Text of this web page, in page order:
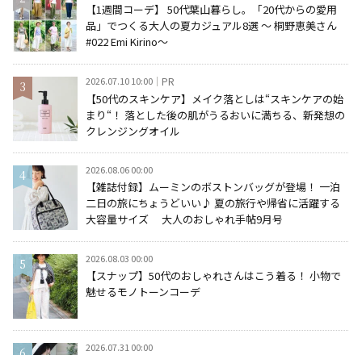
【1週間コーデ】 50代葉山暮らし。「20代からの愛用
品」でつくる大人の夏カジュアル8選 ～ 桐野恵美さん
#022 Emi Kirino～
2026.07.10 10:00 PR
【50代のスキンケア】メイク落としは“スキンケアの始
まり“！ 落とした後の肌がうるおいに満ちる、新発想の
クレンジングオイル
2026.08.06 00:00
【雑誌付録】ムーミンのボストンバッグが登場！ 一泊
二日の旅にちょうどいい♪ 夏の旅行や帰省に活躍する
大容量サイズ 大人のおしゃれ手帖9月号
2026.08.03 00:00
【スナップ】50代のおしゃれさんはこう着る！ 小物で
魅せるモノトーンコーデ
2026.07.31 00:00